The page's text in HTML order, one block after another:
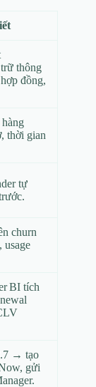
thông
đồng,
thời gian
tự
churn
usage
BI tích
→ tạo
gửi